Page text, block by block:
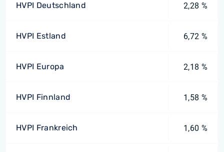
HVPI Deutschland 2,28 %
HVPI Estland 6,72 %
HVPI Europa 2,18 %
HVPI Finnland 1,58 %
HVPI Frankreich 1,60 %